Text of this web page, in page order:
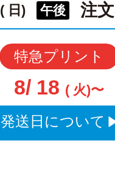
( 日) 午後 注
特急プリント
8/ 18 ( 火)〜
発送日について